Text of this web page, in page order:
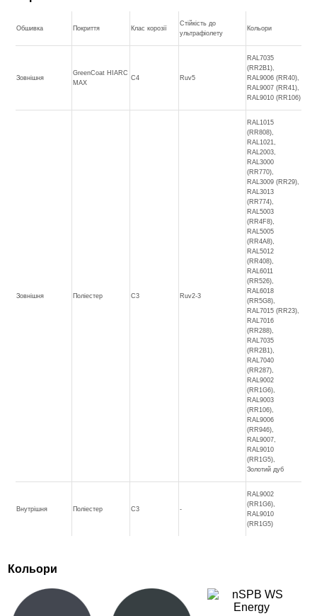
Обшивка Покриття Клас корозії
Стійкість до
ультрафіолету
Кольори
Зовнішня
GreenCoat HIARC
MAX
C4 Ruv5
RAL7035
(RR2B1),
RAL9006 (RR40),
RAL9007 (RR41),
RAL9010 (RR106)
Зовнішня Поліестер C3 Ruv2-3
RAL1015
(RR808),
RAL1021,
RAL2003,
RAL3000
(RR770),
RAL3009 (RR29),
RAL3013
(RR774),
RAL5003
(RR4F8),
RAL5005
(RR4A8),
RAL5012
(RR408),
RAL6011
(RR526),
RAL6018
(RR5G8),
RAL7015 (RR23),
RAL7016
(RR288),
RAL7035
(RR2B1),
RAL7040
(RR287),
RAL9002
(RR1G6),
RAL9003
(RR106),
RAL9006
(RR946),
RAL9007,
RAL9010
(RR1G5),
Золотий дуб
Внутрішня Поліестер C3 -
RAL9002
(RR1G6),
RAL9010
(RR1G5)
Кольори